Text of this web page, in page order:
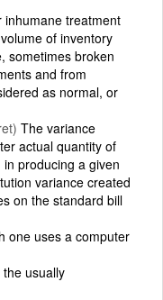
inhumane treatment
of inventory
sometimes broken
and from
as normal, or
The variance
actual quantity of
producing a given
variance created
on the standard bill
one uses a computer
usually